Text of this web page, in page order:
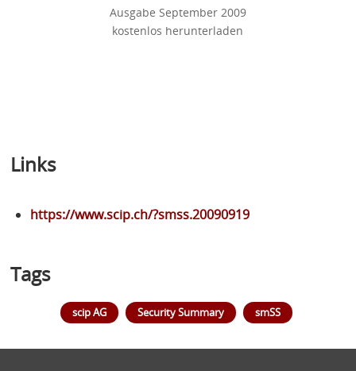
Ausgabe September 2009
kostenlos herunterladen
Links
https://www.scip.ch/?smss.20090919
Tags
scip AG Security Summary smSS